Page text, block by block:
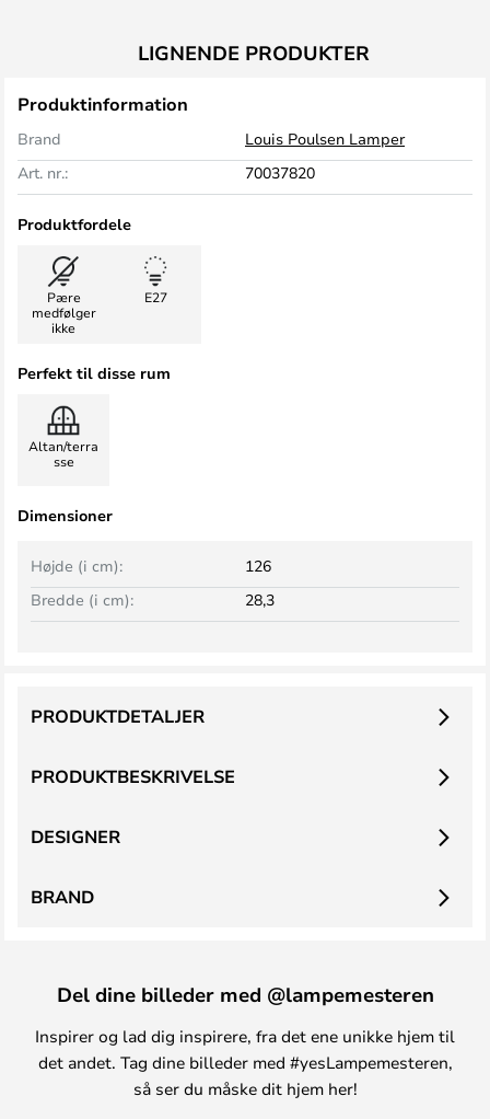
LIGNENDE PRODUKTER
Produktinformation
Brand
Louis Poulsen Lamper
Art. nr.:
70037820
Produktfordele
Pære
medfølger
ikke
E27
Perfekt til disse rum
Altan/terra
sse
Dimensioner
Bredde (i cm): 28,3
Højde (i cm): 126
PRODUKTBESKRIVELSE
PRODUKTDETALJER
DESIGNER
BRAND
Del dine billeder med @lampemesteren
Inspirer og lad dig inspirere, fra det ene unikke hjem til
det andet. Tag dine billeder med #yesLampemesteren,
så ser du måske dit hjem her!